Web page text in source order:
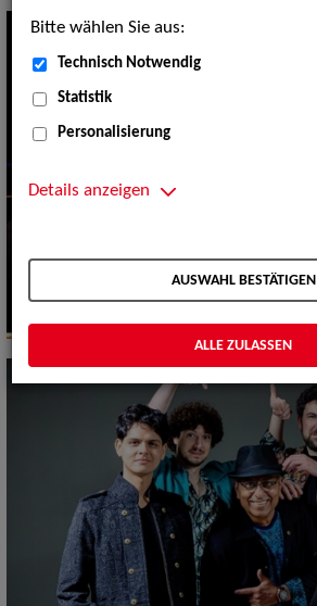
Bitte wählen Sie aus:
Technisch Notwendig
Statistik
Personalisierung
Details anzeigen
AUSWAHL BESTÄTIGEN
ALLE ZULASSEN